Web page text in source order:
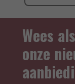
Wees
onze